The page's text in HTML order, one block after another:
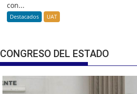
con...
Destacados UAT
CONGRESO DEL ESTADO